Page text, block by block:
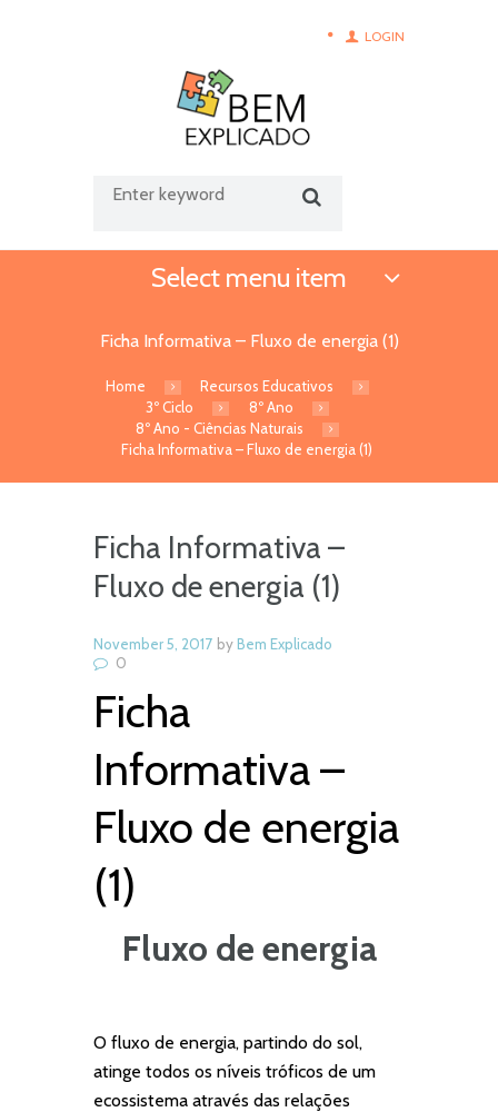
LOGIN
Select menu item
Ficha Informativa – Fluxo de energia (1)
Home
Recursos Educativos
3º Ciclo
8º Ano
8º Ano - Ciências Naturais
Ficha Informativa – Fluxo de energia (1)
Ficha Informativa –
Fluxo de energia (1)
November 5, 2017 byBem Explicado
0
Ficha
Informativa –
Fluxo de energia
(1)
Fluxo de energia
O fluxo de energia, partindo do sol,
atinge todos os níveis tróficos de um
ecossistema através das relações